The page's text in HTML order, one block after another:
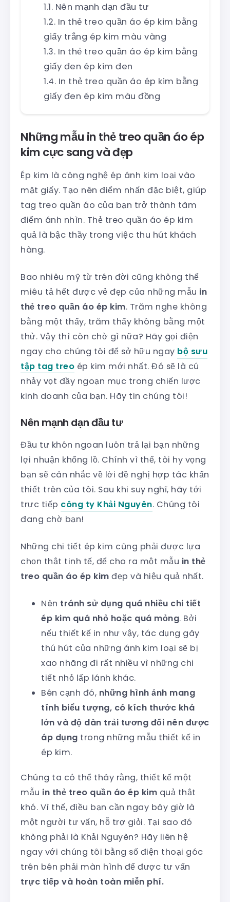
Nên mạnh dạn đầu tư
In thẻ treo quần áo ép kim bằng
giấy trắng ép kim màu vàng
In thẻ treo quần áo ép kim bằng
giấy đen ép kim đen
In thẻ treo quần áo ép kim bằng
giấy đen ép kim màu đồng
Những mẫu in thẻ treo quần áo ép
kim cực sang và đẹp
Ép kim là công nghệ ép ánh kim loại vào
mặt giấy. Tạo nên điểm nhấn đặc biệt, giúp
tag treo quần áo của bạn trở thành tâm
điểm ánh nhìn. Thẻ treo quần áo ép kim
quả là bậc thầy trong việc thu hút khách
hàng.
Bao nhiêu mỹ từ trên đời cũng không thể
miêu tả hết được vẻ đẹp của những mẫu in
thẻ treo quần áo ép kim. Trăm nghe không
bằng một thấy, trăm thấy không bằng một
thử. Vậy thì còn chờ gì nữa? Hãy gọi điện
ngay cho chúng tôi để sở hữu ngay bộ sưu
tập tag treo ép kim mới nhất. Đó sẽ là cú
nhảy vọt đầy ngoạn mục trong chiến lược
kinh doanh của bạn. Hãy tin chúng tôi!
Nên mạnh dạn đầu tư
Đầu tư khôn ngoan luôn trả lại bạn những
lợi nhuận khổng lồ. Chính vì thế, tôi hy vọng
bạn sẽ cân nhắc về lời đề nghị hợp tác khẩn
thiết trên của tôi. Sau khi suy nghĩ, hãy tới
trực tiếp công ty Khải Nguyên. Chúng tôi
đang chờ bạn!
Những chi tiết ép kim cũng phải được lựa
chọn thật tinh tế, để cho ra một mẫu in thẻ
treo quần áo ép kim đẹp và hiệu quả nhất.
Nên tránh sử dụng quá nhiều chi tiết
ép kim quá nhỏ hoặc quá mỏng. Bởi
nếu thiết kế in như vậy, tác dụng gây
thú hút của những ánh kim loại sẽ bị
xao nhãng đi rất nhiều vì những chi
tiết nhỏ lấp lánh khác.
Bên cạnh đó, những hình ảnh mang
tính biểu tượng, có kích thước khá
lớn và độ dàn trải tương đối nên được
áp dụng trong những mẫu thiết kế in
ép kim.
Chúng ta có thể thây rằng, thiết kế một
mẫu in thẻ treo quần áo ép kim quả thật
khó. Vì thế, điều bạn cần ngay bây giờ là
một người tư vấn, hỗ trợ giỏi. Tại sao đó
không phải là Khải Nguyên? Hãy liên hệ
ngay với chúng tôi bằng số điện thoại góc
trên bên phải màn hình để được tư vấn
trực tiếp và hoàn toàn miễn phí.